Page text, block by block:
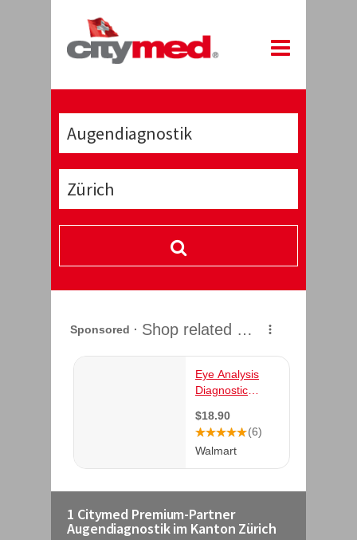
1 Citymed Premium-Partner
Augendiagnostik im Kanton Zürich